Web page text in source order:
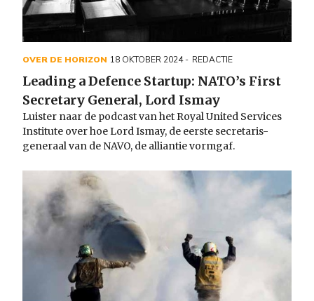
OVER DE HORIZON 18 OKTOBER 2024 REDACTIE
Leading a Defence Startup: NATO’s First
Secretary General, Lord Ismay
Luister naar de podcast van het Royal United Services
Institute over hoe Lord Ismay, de eerste secretaris-
generaal van de NAVO, de alliantie vormgaf.